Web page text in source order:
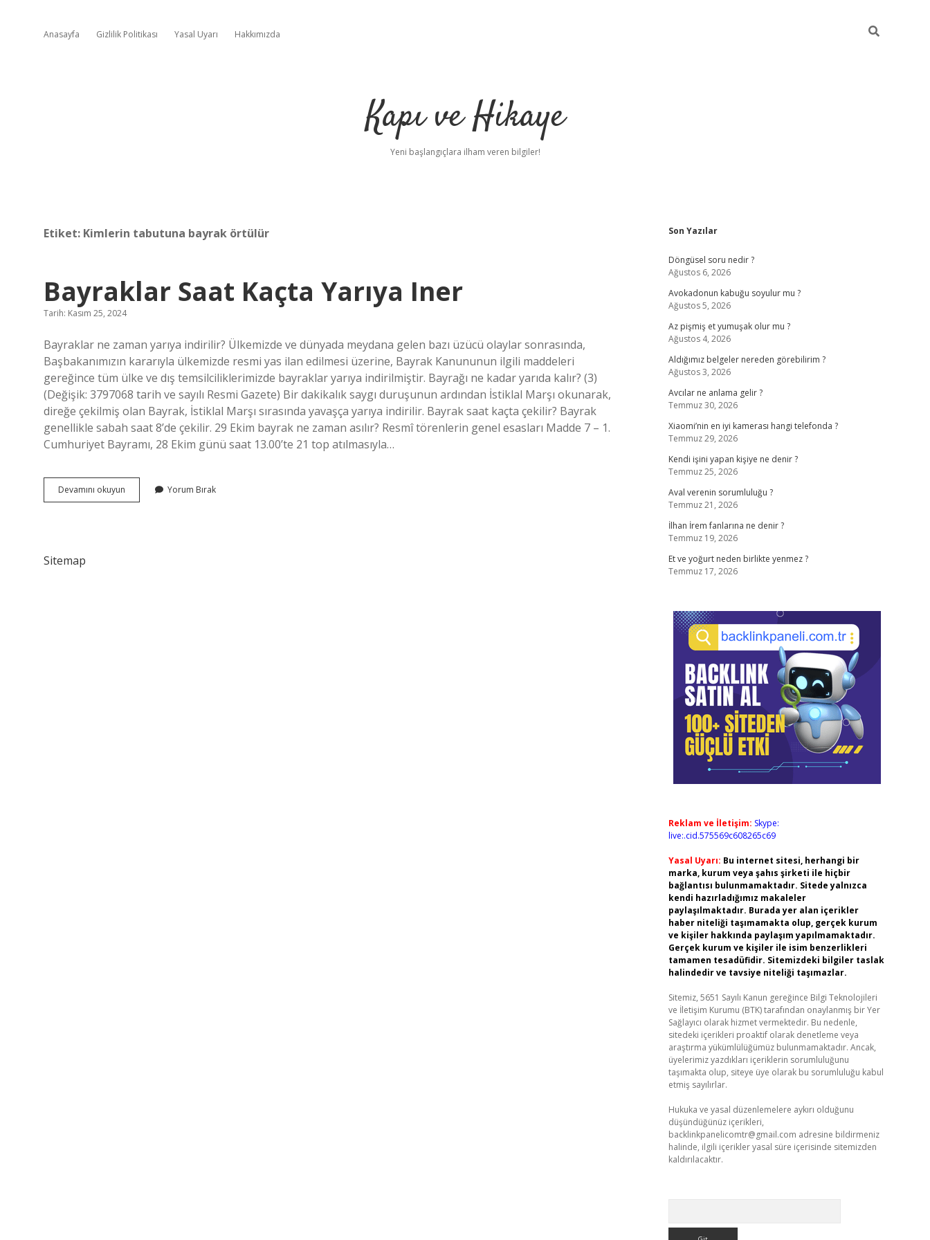
Anasayfa Gizlilik Politikası Yasal Uyarı Hakkımızda
Kapı ve Hikaye
Yeni başlangıçlara ilham veren bilgiler!
Etiket: Kimlerin tabutuna bayrak örtülür
Bayraklar Saat Kaçta Yarıya Iner
Tarih: Kasım 25, 2024
Bayraklar ne zaman yarıya indirilir? Ülkemizde ve dünyada meydana gelen bazı üzücü olaylar sonrasında,
Başbakanımızın kararıyla ülkemizde resmi yas ilan edilmesi üzerine, Bayrak Kanununun ilgili maddeleri
gereğince tüm ülke ve dış temsilciliklerimizde bayraklar yarıya indirilmiştir. Bayrağı ne kadar yarıda kalır? (3)
(Değişik: 3797068 tarih ve sayılı Resmi Gazete) Bir dakikalık saygı duruşunun ardından İstiklal Marşı okunarak,
direğe çekilmiş olan Bayrak, İstiklal Marşı sırasında yavaşça yarıya indirilir. Bayrak saat kaçta çekilir? Bayrak
genellikle sabah saat 8’de çekilir. 29 Ekim bayrak ne zaman asılır? Resmî törenlerin genel esasları Madde 7 – 1.
Cumhuriyet Bayramı, 28 Ekim günü saat 13.00’te 21 top atılmasıyla…
Devamını okuyun Bayraklar
Saat
Yorum Bırak
Sitemap
Sidebar
Son Yazılar
Döngüsel soru nedir ?
Ağustos 6, 2026
Avokadonun kabuğu soyulur mu ?
Ağustos 5, 2026
Az pişmiş et yumuşak olur mu ?
Ağustos 4, 2026
Aldığımız belgeler nereden görebilirim ?
Ağustos 3, 2026
Avcılar ne anlama gelir ?
Temmuz 30, 2026
Xiaomi’nin en iyi kamerası hangi telefonda ?
Temmuz 29, 2026
Kendi işini yapan kişiye ne denir ?
Temmuz 25, 2026
Aval verenin sorumluluğu ?
Temmuz 21, 2026
İlhan İrem fanlarına ne denir ?
Temmuz 19, 2026
Et ve yoğurt neden birlikte yenmez ?
Temmuz 17, 2026
Reklam ve İletişim: Skype:
live:.cid.575569c608265c69
Yasal Uyarı: Bu internet sitesi, herhangi bir
marka, kurum veya şahıs şirketi ile hiçbir
bağlantısı bulunmamaktadır. Sitede yalnızca
kendi hazırladığımız makaleler
paylaşılmaktadır. Burada yer alan içerikler
haber niteliği taşımamakta olup, gerçek kurum
ve kişiler hakkında paylaşım yapılmamaktadır.
Gerçek kurum ve kişiler ile isim benzerlikleri
tamamen tesadüfidir. Sitemizdeki bilgiler taslak
halindedir ve tavsiye niteliği taşımazlar.
Sitemiz, 5651 Sayılı Kanun gereğince Bilgi Teknolojileri
ve İletişim Kurumu (BTK) tarafından onaylanmış bir Yer
Sağlayıcı olarak hizmet vermektedir. Bu nedenle,
sitedeki içerikleri proaktif olarak denetleme veya
araştırma yükümlülüğümüz bulunmamaktadır. Ancak,
üyelerimiz yazdıkları içeriklerin sorumluluğunu
taşımakta olup, siteye üye olarak bu sorumluluğu kabul
etmiş sayılırlar.
Hukuka ve yasal düzenlemelere aykırı olduğunu
düşündüğünüz içerikleri,
backlinkpanelicomtr@gmail.com adresine bildirmeniz
halinde, ilgili içerikler yasal süre içerisinde sitemizden
kaldırılacaktır.